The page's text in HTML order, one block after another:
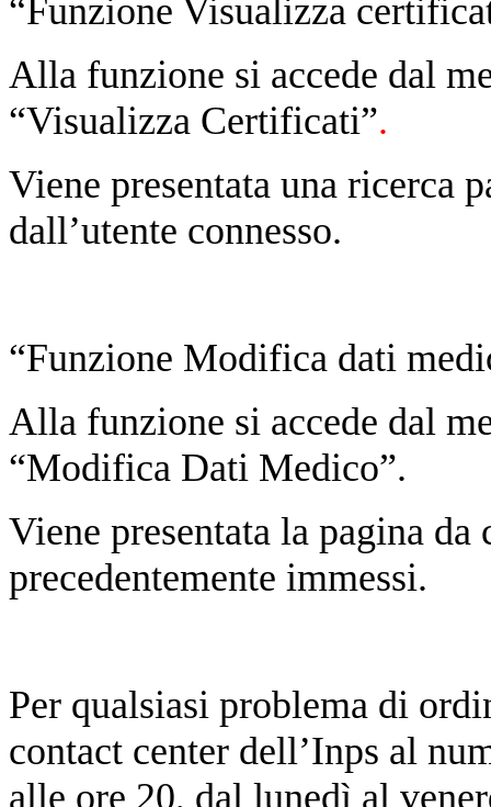
“Funzione Visualizza
Alla funzione si accede dal
“Visualizza Certificati”.
Viene presentata una ricerca
dall’utente connesso.
“Funzione Modifica dati
Alla funzione si accede dal
“Modifica Dati Medico”.
Viene presentata la pagina
precedentemente immessi.
Per qualsiasi problema di
contact center dell’Inps al
alle ore 20, dal lunedì al